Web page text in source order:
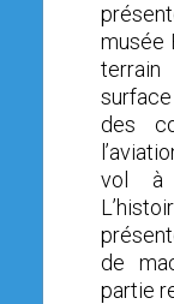
musée
des
vol à
de
partie